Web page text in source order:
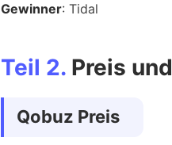
Gewinner: Tidal
Teil 2. Preis
Qobuz Preis